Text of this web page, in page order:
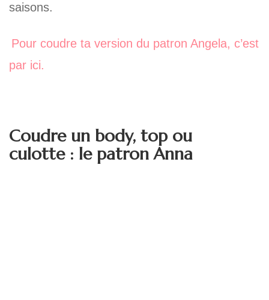
saisons.
Pour coudre ta version du patron Angela, c’est
par ici.
Coudre un body, top ou
culotte : le patron Anna